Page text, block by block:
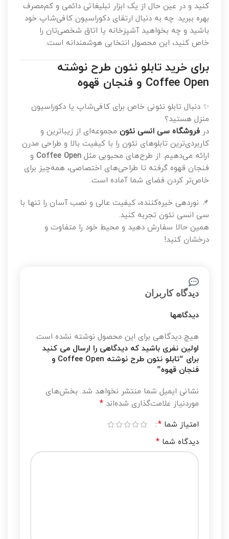
کنید و در عین حال از یک ابزار تبلیغاتی دائمی و کم‌مصرف
بهره ببرید. چه به دنبال ارتقای دکوراسیون کافی‌شاپ خود
باشید و چه بخواهید آشپزخانه یا اتاق شخصی‌تان را
خاص کنید، این محصول انتخابی هوشمندانه است.
برای خرید تابلو نئون طرح نوشته
Coffee Open و فنجان قهوه
✨ دنبال تابلو نئونی خاص برای کافی‌شاپ یا دکوراسیون
منزل هستید؟
در فروشگاه سی انسی نئون مجموعه‌ای از زیباترین و
کاربردی‌ترین تابلوهای نئون را با کیفیت بالا و طراحی مدرن
ارائه می‌دهیم. از طرح‌های محبوبی مثل Coffee Open و
فنجان قهوه گرفته تا طراحی‌های اختصاصی، همه‌چیز برای
خاص‌تر کردن فضای شما آماده است.
📌 نوردهی خیره‌کننده، کیفیت عالی و نصب آسان را تنها با
سی انسی نئون تجربه کنید.
همین حالا سفارش دهید و محیط خود را متفاوت و
درخشان کنید!
دیدگاه کاربران
دیدگاهها
هیچ دیدگاهی برای این محصول نوشته نشده است.
اولین نفری باشید که دیدگاهی را ارسال می کنید
برای “تابلو نئون طرح نوشته Coffee Open و
فنجان قهوه”
نشانی ایمیل شما منتشر نخواهد شد. بخش‌های
موردنیاز علامت‌گذاری شده‌اند *
امتیاز شما *
دیدگاه شما *